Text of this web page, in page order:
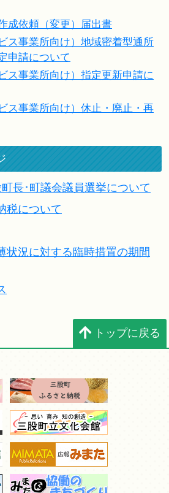
成依頼（変更）届出書
ス事業所向け）地域密着型通所
申請について
ス事業所向け）指定更新申請に
ス事業所向け）休止・廃止・再
町長･町議会議員選挙について
税について
状況に対する臨時措置の期間
トップに戻る